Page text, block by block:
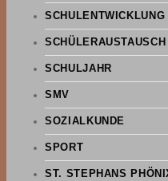
SCHULENTWICKLUNG
SCHÜLERAUSTAUSCH
SCHULJAHR
SMV
SOZIALKUNDE
SPORT
ST. STEPHANS